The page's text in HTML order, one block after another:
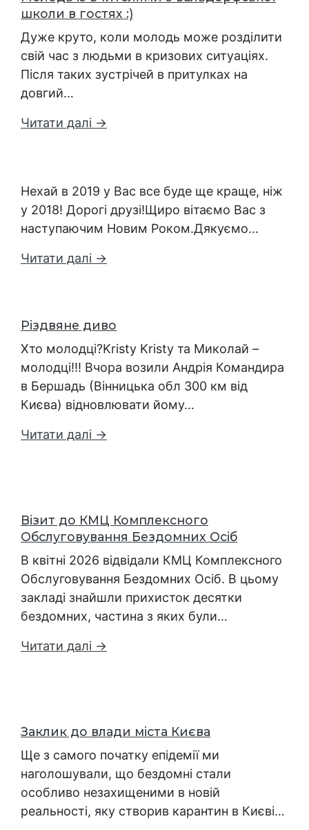
школи в гостях :)
Дуже круто, коли молодь може розділити
свій час з людьми в кризових ситуаціях.
Після таких зустрічей в притулках на
довгий…
Читати далі →
Нехай в 2019 у Вас все буде ще краще, ніж
у 2018! Дорогі друзі!Щиро вітаємо Вас з
наступаючим Новим Роком.Дякуємо…
Читати далі →
Різдвяне диво
Хто молодці?Kristy Kristy та Миколай –
молодці!!! Вчора возили Андрія Командира
в Бершадь (Вінницька обл 300 км від
Києва) відновлювати йому…
Читати далі →
Візит до КМЦ Комплексного
Обслуговування Бездомних Осіб
В квітні 2026 відвідали КМЦ Комплексного
Обслуговування Бездомних Осіб. В цьому
закладі знайшли прихисток десятки
бездомних, частина з яких були…
Читати далі →
Заклик до влади міста Києва
Ще з самого початку епідемії ми
наголошували, що бездомні стали
особливо незахищеними в новій
реальності, яку створив карантин в Києві…